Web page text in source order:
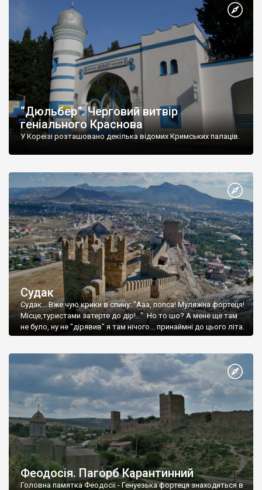
“Дюльбер”. Черговий витвір
геніального Краснова
У Кореїзі розташовано декілька відомих Кримських палаців.
Судак
Судак... Вже чую крики в спину: "Ааа, попса! Муляжна фортеця!
Місце,туристами затерте до дір!..." Но то шо? А мене ще там
не було, ну не "дірявив" я там нічого... принаймні до цього літа.
Феодосія. Пагорб Карантинний
Головна памятка Феодосії - Генуезька фортеця знаходиться в